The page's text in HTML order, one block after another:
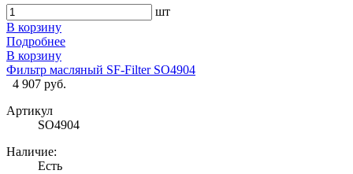
шт
В корзину
Подробнее
В корзину
Фильтр масляный SF-Filter SO4904
4 907 руб.
Артикул
SO4904
Наличие:
Есть